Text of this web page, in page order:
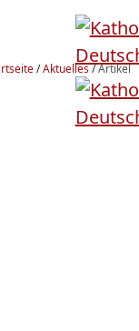
/Aktuelles/Artikel